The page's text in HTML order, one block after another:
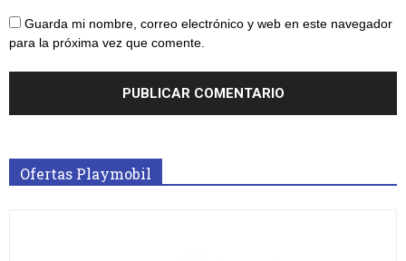
Guarda mi nombre, correo electrónico y web en este navegador
para la próxima vez que comente.
Ofertas Playmobil